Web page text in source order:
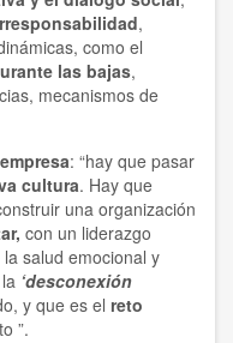
,
como el
las bajas,
mecanismos de
: “hay que pasar
cultura. Hay que
una organización
con un liderazgo
salud emocional y
‘desconexión
y que es el reto
”.